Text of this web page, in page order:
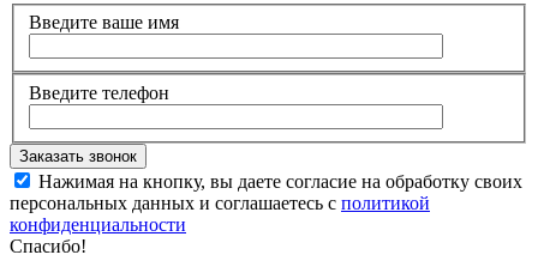
Введите ваше имя
Введите телефон
Нажимая на кнопку, вы даете согласие на обработку своих
персональных данных и соглашаетесь с политикой
конфиденциальности
Спасибо!